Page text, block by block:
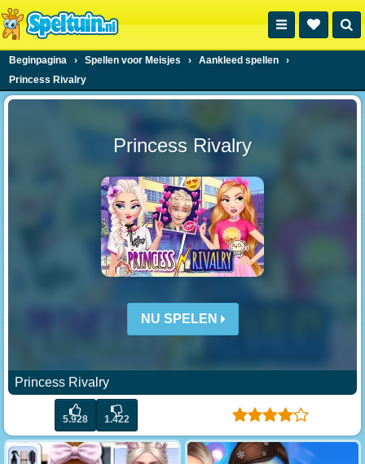
Beginpagina › Spellen voor Meisjes › Aankleed spellen
›
Princess Rivalry
Princess Rivalry
NU SPELEN
Princess Rivalry
5.928 1.422